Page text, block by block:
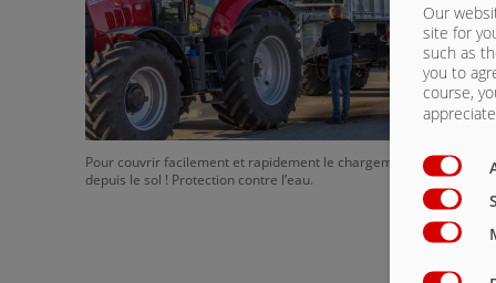
Pour couvrir facilement et rapidement le chargement - commande
depuis le sol ! Protection contre l’eau.
Our
site for
such as
you to
course,